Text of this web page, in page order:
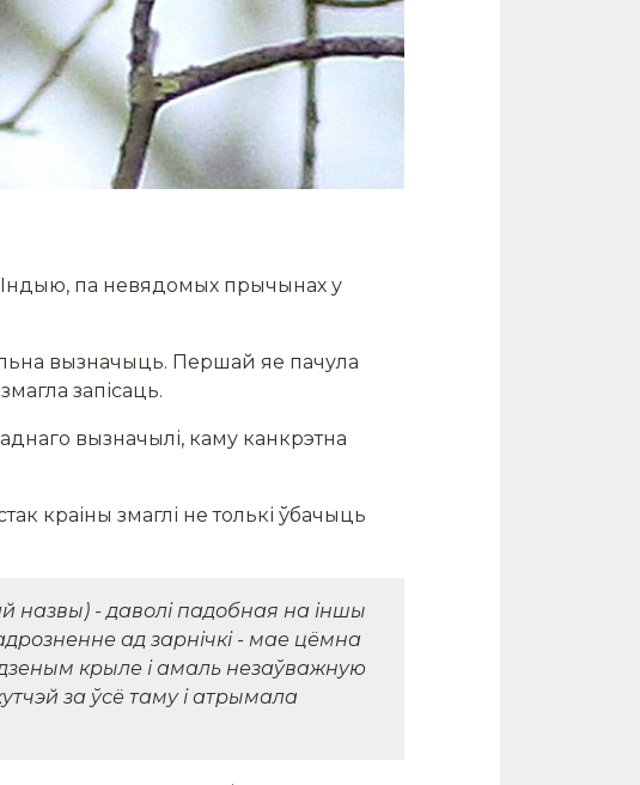
Індыю, па невядомых прычынах у
вызначыць. Першай яе пачула
запісаць.
вызначылі, каму канкрэтна
краіны змаглі не толькі ўбачыць
назвы) - даволі падобная на іншы
ад зарнічкі - мае цёмна
крыле і амаль незаўважную
за ўсё таму і атрымала